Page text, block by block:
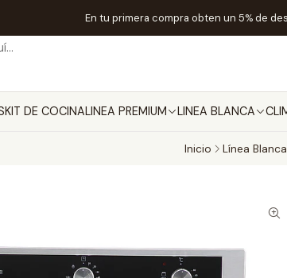
KIT DE COCINALINEA PREMIUM LINEA BLANCA
En tu primera compra obten un 5% de
Inicio Línea Blanca